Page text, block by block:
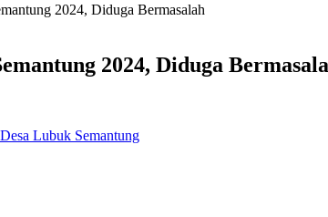
2024, Diduga Bermasalah
2024, Diduga
Lubuk Semantung